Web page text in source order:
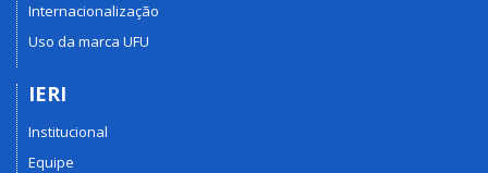
Internacionalização
Uso da marca UFU
IERI
Institucional
Equipe